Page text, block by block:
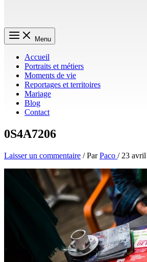
Menu
Accueil
Portraits et métiers
Moments de vie
Reportages et territoires
Mariage
Blog
Contact
0S4A7206
Laisser un commentaire / ParPaco / 23